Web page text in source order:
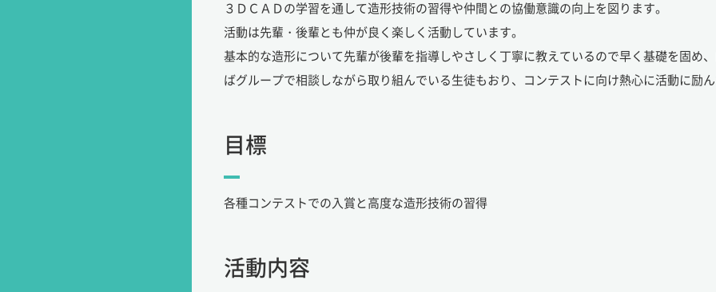
３ＤＣＡＤの学習を通して造形技術の習得や仲間との協働意識の向上を図ります。
活動は先輩・後輩とも仲が良く楽しく活動しています。
基本的な造形について先輩が後輩を指導しやさしく丁寧に教えているので早く基礎を固め
ばグループで相談しながら取り組んでいる生徒もおり、コンテストに向け熱心に活動に励ん
目標
各種コンテストでの入賞と高度な造形技術の習得
活動内容